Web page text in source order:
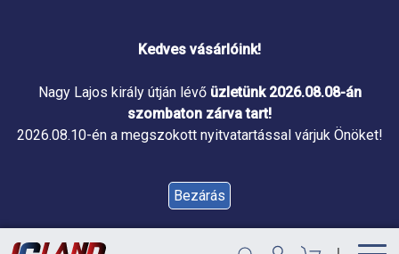
Kedves vásárlóink!
Nagy Lajos király útján lévő üzletünk 2026.08.08-án
szombaton zárva tart!
2026.08.10-én a megszokott nyitvatartással várjuk Önöket!
Bezárás